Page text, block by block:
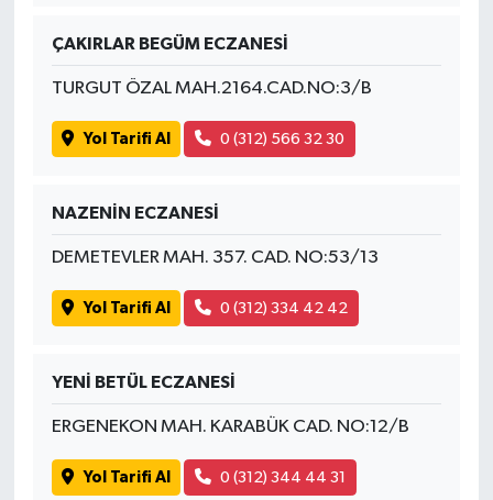
ÇAKIRLAR BEGÜM ECZANESİ
TURGUT ÖZAL MAH.2164.CAD.NO:3/B
Yol Tarifi Al 0 (312) 566 32 30
NAZENİN ECZANESİ
DEMETEVLER MAH. 357. CAD. NO:53/13
Yol Tarifi Al 0 (312) 334 42 42
YENİ BETÜL ECZANESİ
ERGENEKON MAH. KARABÜK CAD. NO:12/B
Yol Tarifi Al 0 (312) 344 44 31